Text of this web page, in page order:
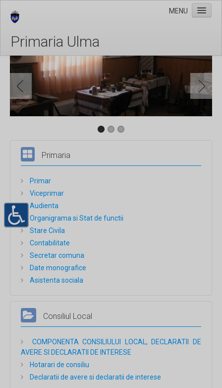
Primaria Ulma
MENU
Stiri
Taxe si Impozite
Galerie Foto
Evenimente
Primaria
Primar
Viceprimar
Audienta
Organigrama si Stat de functii
Stare Civila
Contabilitate
Secretar comuna
Date monografice
Asistenta sociala
Consiliul Local
COMPONENTA CONSILIULUI LOCAL, DECLARATII DE
AVERE SI DECLARATII DE INTERESE
Hotarari de consiliu
Declaratii de avere si declaratii de interese